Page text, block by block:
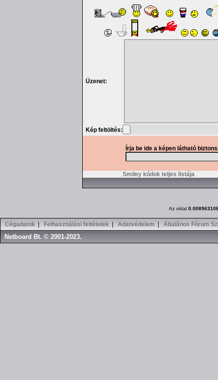
Üzenet:
Kép feltöltés:
Írja be ide a képen látható
Smiley kódok teljes listája
Az oldal
Cégadatok Felhasználási feltételek Adatvédelem Általános Fórum
Netboard Bt. © 2001-2023.